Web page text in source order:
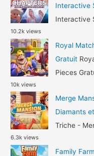
Astuce
Gemmes
et
Pieces
f
o
r
:
Interactive
Interactive
10.2k views
Royal
Gratuit
Pieces
10k views
Merge
Diamants
Triche -
6.3k views
Family